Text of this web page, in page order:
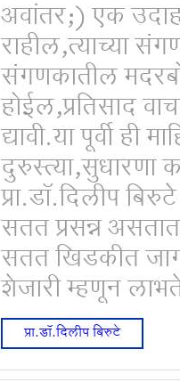
अवांतर;) एक
राहील,त्याच्या
संगणकातील
होईल,प्रतिसाद
द्यावी.या पूर्वी ही
दुरुस्त्या,सुधारणा
प्रा.डॉ.दिलीप
सतत प्रसन्न
सतत खिडकीत
शेजारी म्हणून
प्रा.डॉ.दिलीप बिरुटे